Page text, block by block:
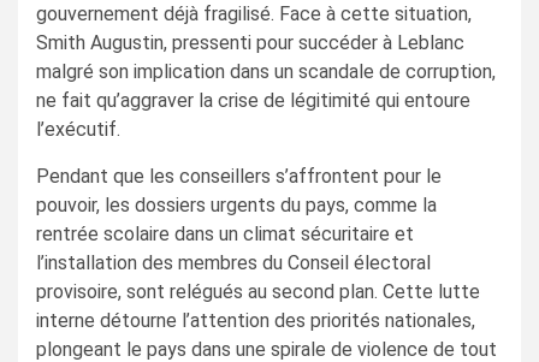
gouvernement déjà fragilisé. Face à cette situation,
Smith Augustin, pressenti pour succéder à Leblanc
malgré son implication dans un scandale de corruption,
ne fait qu’aggraver la crise de légitimité qui entoure
l’exécutif.
Pendant que les conseillers s’affrontent pour le
pouvoir, les dossiers urgents du pays, comme la
rentrée scolaire dans un climat sécuritaire et
l’installation des membres du Conseil électoral
provisoire, sont relégués au second plan. Cette lutte
interne détourne l’attention des priorités nationales,
plongeant le pays dans une spirale de violence de tout